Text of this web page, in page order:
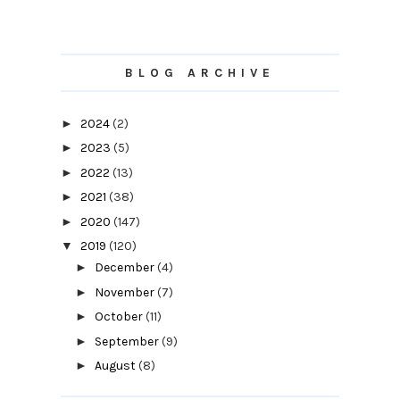
BLOG ARCHIVE
► 2024(2)
► 2023 (5)
► 2022 (13)
► 2021 (38)
► 2020 (147)
▼ 2019 (120)
► December(4)
► November(7)
►October(11)
► September(9)
►August(8)